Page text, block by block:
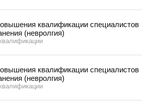
квалификации специалистов
(невролгия)
квалификации специалистов
(невролгия)